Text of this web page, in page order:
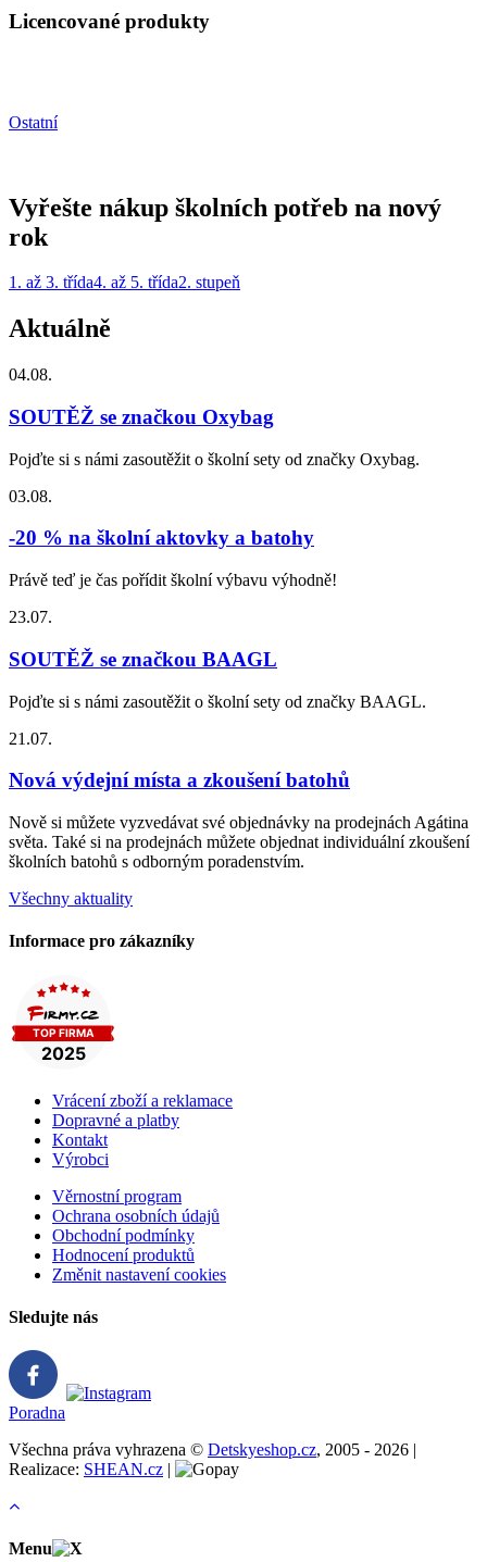
Licencované produkty
Ostatní
Vyřešte nákup školních potřeb na nový
rok
1. až 3. třída4. až 5. třída2. stupeň
Aktuálně
04.08.
SOUTĚŽ se značkou Oxybag
Pojďte si s námi zasoutěžit o školní sety od značky Oxybag.
03.08.
-20 % na školní aktovky a batohy
Právě teď je čas pořídit školní výbavu výhodně!
23.07.
SOUTĚŽ se značkou BAAGL
Pojďte si s námi zasoutěžit o školní sety od značky BAAGL.
21.07.
Nová výdejní místa a zkoušení batohů
Nově si můžete vyzvedávat své objednávky na prodejnách Agátina
světa. Také si na prodejnách můžete objednat individuální zkoušení
školních batohů s odborným poradenstvím.
Všechny aktuality
Informace pro zákazníky
Vrácení zboží a reklamace
Dopravné a platby
Kontakt
Výrobci
Věrnostní program
Ochrana osobních údajů
Obchodní podmínky
Hodnocení produktů
Změnit nastavení cookies
Sledujte nás
Poradna
Všechna práva vyhrazena © Detskyeshop.cz, 2005 - 2026 |
Realizace: SHEAN.cz |
Menu